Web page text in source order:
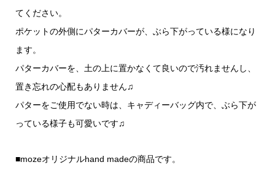
てください。
ポケットの外側にパターカバーが、ぶら下がっている様になり
ます。
パターカバーを、土の上に置かなくて良いので汚れませんし、
置き忘れの心配もありません♫
パターをご使用でない時は、キャディーバッグ内で、ぶら下が
っている様子も可愛いです♫
■mozeオリジナルhand madeの商品です。